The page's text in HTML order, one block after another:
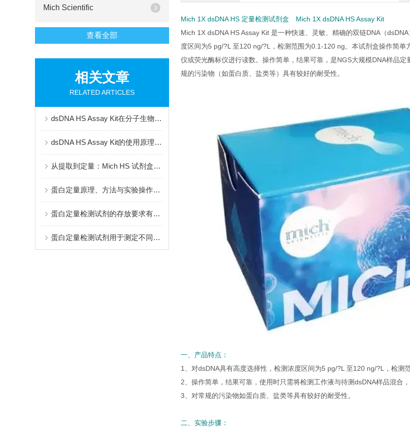
Mich Scientific
查看全部
相关文章
RELATED ARTICLES
dsDNA HS Assay Kit在分子生物学研究中的应用与实验优化策略
dsDNA HS Assay Kit的使用原理与实验操作指南
从提取到定量：Mich HS 试剂盒简化蛋白检测流程
蛋白定量原理、方法与实验操作全攻略
蛋白定量检测试剂的存放要求有哪些？
蛋白定量检测试剂用于测定不同样本中蛋白质浓度
Mich 1X dsDNA HS 定量检测试剂盒 Mich 1X dsDNA HS Assay Kit
Mich 1X dsDNA HS Assay Kit 是一种快速、灵敏、精确的双链DNA（
度区间为5 pg/?L 至120 ng/?L，检测范围为0.1-120 ng。本试剂盒操作简
仪或荧光酶标仪进行读数。操作简单，结果可靠，是NGS大规模DNA样品
规的污染物（如蛋白质、盐类等）具有较好的耐受性。
一、产品特点：
1、对dsDNA具有高度选择性，检测浓度区间为5 pg/?L 至120 ng/?L，检测
2、操作简单，结果可靠，使用时只需将检测工作液与待测dsDNA样品混合
3、对常规的污染物如蛋白质、盐类等具有较好的耐受性。
二、实验步骤：